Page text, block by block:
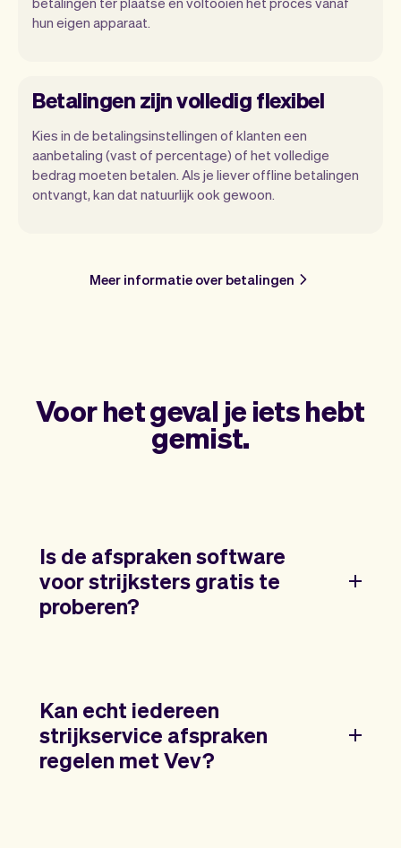
hun eigen apparaat.
Betalingen zijn volledig flexibel
Kies in de betalingsinstellingen of klanten een
aanbetaling (vast of percentage) of het volledige
bedrag moeten betalen. Als je liever offline betalingen
ontvangt, kan dat natuurlijk ook gewoon.
Meer informatie over betalingen
Voor het geval je iets hebt
gemist.
Is de afspraken software
voor strijksters gratis te
proberen?
Kan echt iedereen
strijkservice afspraken
regelen met Vev?